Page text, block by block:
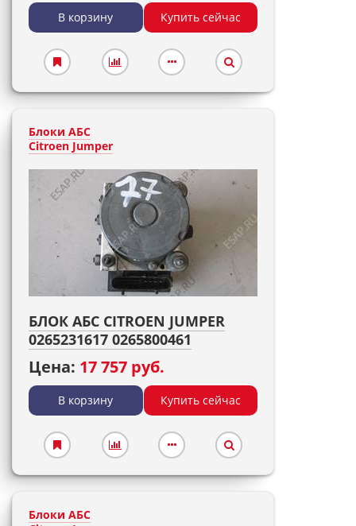
В корзину Купить сейчас
Блоки АБС
Citroen Jumper
БЛОК АБС CITROEN JUMPER
0265231617 0265800461
Цена: 17 757 руб.
В корзину Купить сейчас
Блоки АБС